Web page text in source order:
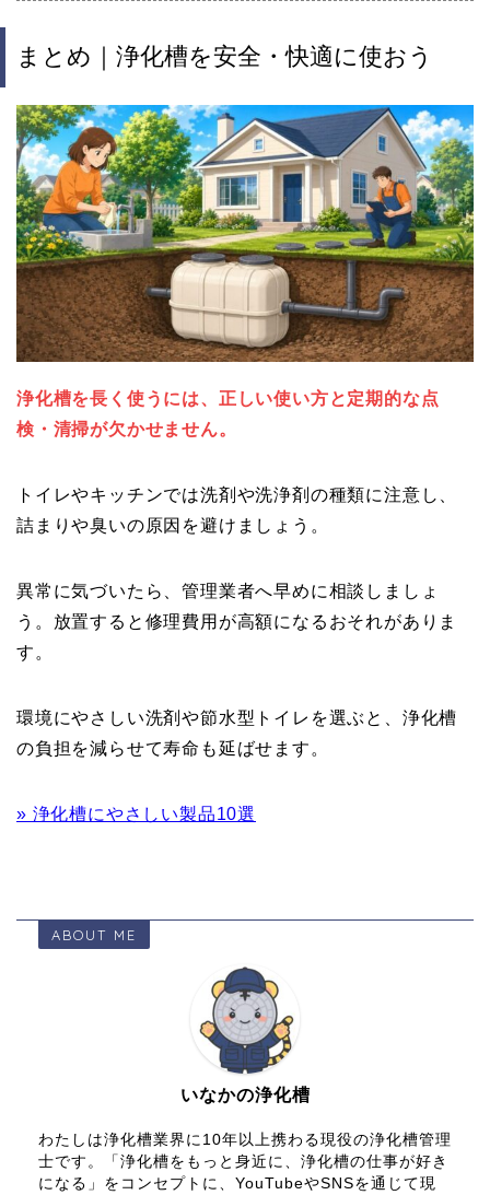
まとめ｜浄化槽を安全・快適に使おう
浄化槽を長く使うには、正しい使い方と定期的な点
検・清掃が欠かせません。
トイレやキッチンでは洗剤や洗浄剤の種類に注意し、
詰まりや臭いの原因を避けましょう。
異常に気づいたら、管理業者へ早めに相談しましょ
う。放置すると修理費用が高額になるおそれがありま
す。
環境にやさしい洗剤や節水型トイレを選ぶと、浄化槽
の負担を減らせて寿命も延ばせます。
» 浄化槽にやさしい製品10選
ABOUT ME
いなかの浄化槽
わたしは浄化槽業界に10年以上携わる現役の浄化槽管理
士です。「浄化槽をもっと身近に、浄化槽の仕事が好き
になる」をコンセプトに、YouTubeやSNSを通じて現